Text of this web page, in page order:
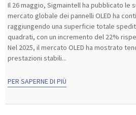
Il 26 maggio, Sigmaintell ha pubblicato le
mercato globale dei pannelli OLED ha
raggiungendo una superficie totale
quadrati, con un incremento del 22%
Nel 2025, il mercato OLED ha mostrato
prestazioni stabili...
PER SAPERNE DI PIÙ